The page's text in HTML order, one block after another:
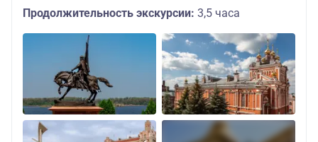
Продолжительность экскурсии: 3,5 часа